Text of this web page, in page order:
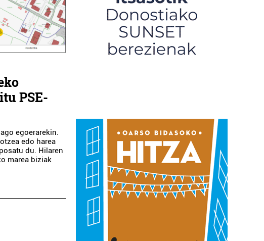
PSE-
egoerarekin.
edo harea
du. Hilaren
marea biziak